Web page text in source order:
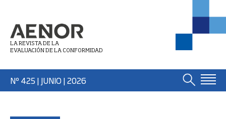
LA REVISTA DE LA
EVALUACIÓN DE LA CONFORMIDAD
Nº 425 | JUNIO| 2026